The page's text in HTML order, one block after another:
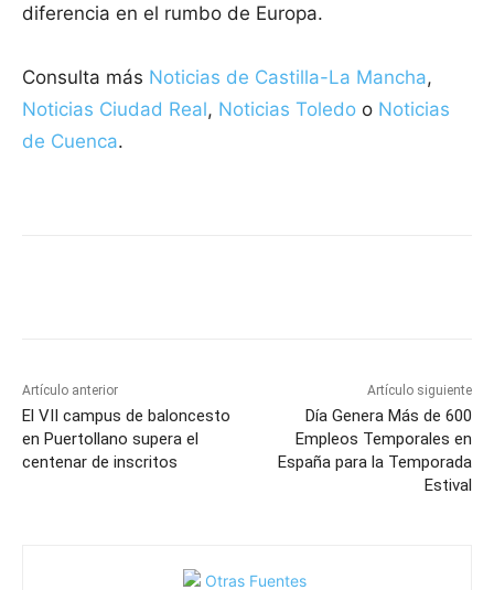
diferencia en el rumbo de Europa.
Consulta más Noticias de Castilla-La Mancha,
Noticias Ciudad Real, Noticias Toledo o Noticias
de Cuenca.
Artículo anterior
El VII campus de baloncesto
en Puertollano supera el
centenar de inscritos
Artículo siguiente
Día Genera Más de 600
Empleos Temporales en
España para la Temporada
Estival